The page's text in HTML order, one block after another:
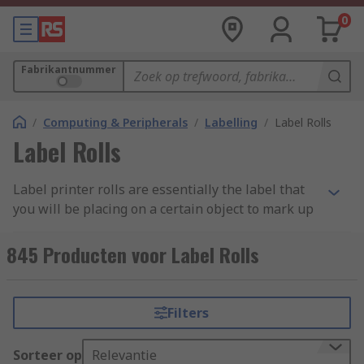
0
Fabrikantnummer
/ Computing & Peripherals / Labelling / Label Rolls
Label Rolls
Label printer rolls are essentially the label that
you will be placing on a certain object to mark up
will need for yourlabel makers and label
printers. Are you looking to label some of your
exactly what you need so you are able to print
whatever you want onto these tapes to then
stick/label anywhere you need these to be placed.
845 Producten voor Label Rolls
Filters
Sorteer op Relevantie